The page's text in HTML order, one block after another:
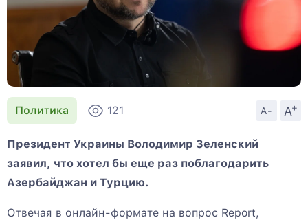
Политика 121 A- A
+
Президент Украины Володимир Зеленский
заявил, что хотел бы еще раз поблагодарить
Азербайджан и Турцию.
Отвечая в онлайн-формате на вопрос Report,